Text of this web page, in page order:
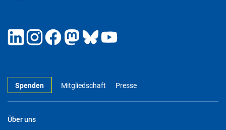
Spenden Mitgliedschaft Presse
Über uns